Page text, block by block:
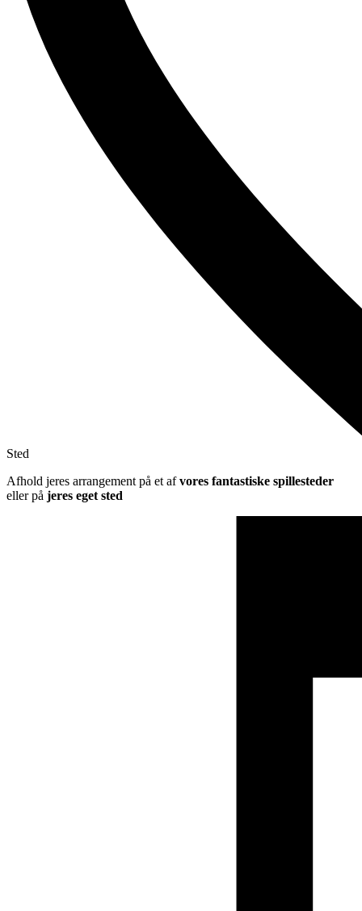
Sted
Afhold jeres arrangement på et afvores fantastiske spillesteder
eller på jeres eget sted